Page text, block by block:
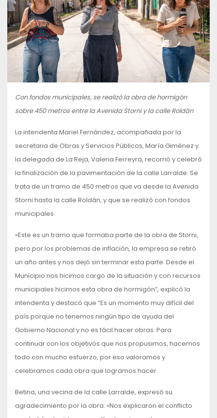
Con fondos municipales, se realizó la obra de hormigón
sobre 450 metros entre la Avenida Storni y la calle Roldán
La intendenta Mariel Fernández, acompañada por la
secretaria de Obras y Servicios Públicos, María Giménez y
la delegada de La Reja, Valeria Ferreyra, recorrió y celebró
la finalización de la pavimentación de la calle Larralde. Se
trata de un tramo de 450 metros que va desde la Avenida
Storni hasta la calle Roldán, y que se realizó con fondos
municipales.
«Este es un tramo que formaba parte de la obra de Storni,
pero por los problemas de inflación, la empresa se retiró
un año antes y nos dejó sin terminar esta parte. Desde el
Municipio nos hicimos cargo de la situación y con recursos
municipales hicimos esta obra de hormigón”, explicó la
intendenta y destacó que “Es un momento muy difícil del
país porque no tenemos ningún tipo de ayuda del
Gobierno Nacional y no es fácil hacer obras. Para
continuar con los objetivos que nos propusimos, hacemos
todo con mucho esfuerzo, por eso valoramos y
celebramos cada obra que logramos hacer.
Betina, una vecina de la calle Larralde, expresó su
agradecimiento por la obra: «Nos explicaron el conflicto